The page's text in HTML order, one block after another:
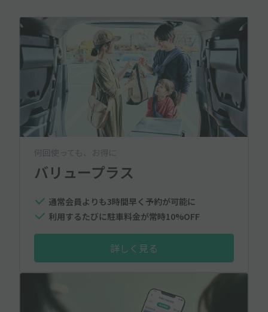
何回使っても、お得に
バリュープラス
通常会員よりも3時間早く予約が可能に
利用するたびに駐車料金が常時10%OFF
詳しく見る